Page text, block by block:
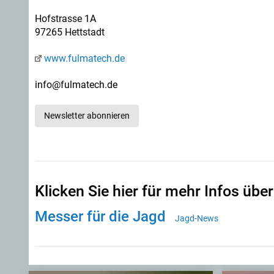
Hofstrasse 1A
97265 Hettstadt
www.fulmatech.de
info@fulmatech.de
Newsletter abonnieren
Klicken Sie hier für mehr Infos
Messer für die Jagd Jagd-News